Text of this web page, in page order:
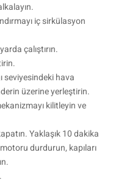
iç sirkülasyon
çalıştırın.
seviyesindeki hava
üzerine yerleştirin.
kilitleyin ve
Yaklaşık 10 dakika
durdurun, kapıları